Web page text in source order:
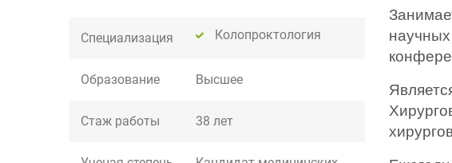
Специализация Колопроктология
Образование Высшее
Стаж работы 38 лет